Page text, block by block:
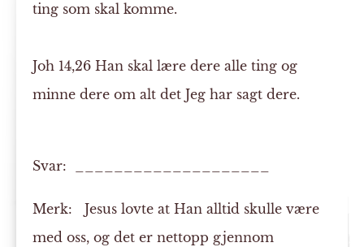
ting som skal komme.
Joh 14,26 Han skal lære dere alle ting og
minne dere om alt det Jeg har sagt dere.
Svar: ____________________
Merk: Jesus lovte at Han alltid skulle være
med oss, og det er nettopp gjennom